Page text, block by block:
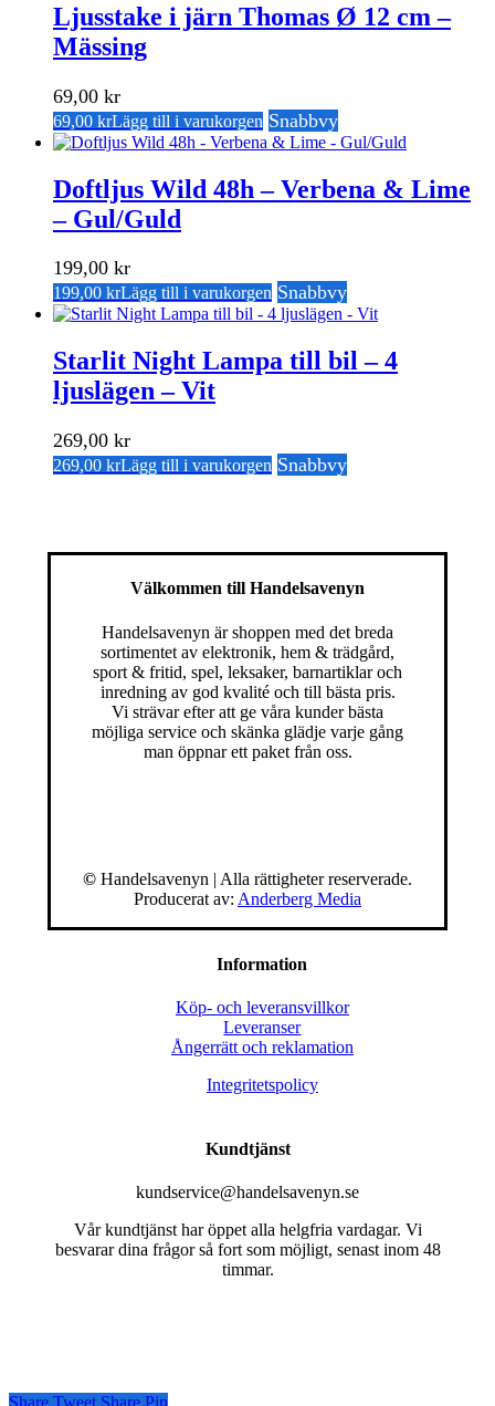
Ljusstake i järn Thomas Ø 12 cm –
Mässing
69,00 kr
69,00 krLägg till i varukorgen Snabbvy
Doftljus Wild 48h – Verbena & Lime
– Gul/Guld
199,00 kr
199,00 krLägg till i varukorgen Snabbvy
Starlit Night Lampa till bil – 4
ljuslägen – Vit
269,00 kr
269,00 krLägg till i varukorgen Snabbvy
Välkommen till Handelsavenyn
Handelsavenyn är shoppen med det breda
sortimentet av elektronik, hem & trädgård,
sport & fritid, spel, leksaker, barnartiklar och
inredning av god kvalité och till bästa pris.
Vi strävar efter att ge våra kunder bästa
möjliga service och skänka glädje varje gång
man öppnar ett paket från oss.
© Handelsavenyn | Alla rättigheter reserverade.
Producerat av: Anderberg Media
Information
Köp- och leveransvillkor
Leveranser
Ångerrätt och reklamation
Integritetspolicy
Kundtjänst
kundservice@handelsavenyn.se
Vår kundtjänst har öppet alla helgfria vardagar. Vi
besvarar dina frågor så fort som möjligt, senast inom 48
timmar.
Share Tweet Share Pin